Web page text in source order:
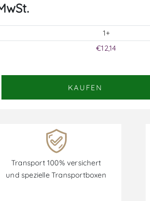
1+
€12,14
KAUFEN
Transport 100% versichert
und spezielle Transportboxen